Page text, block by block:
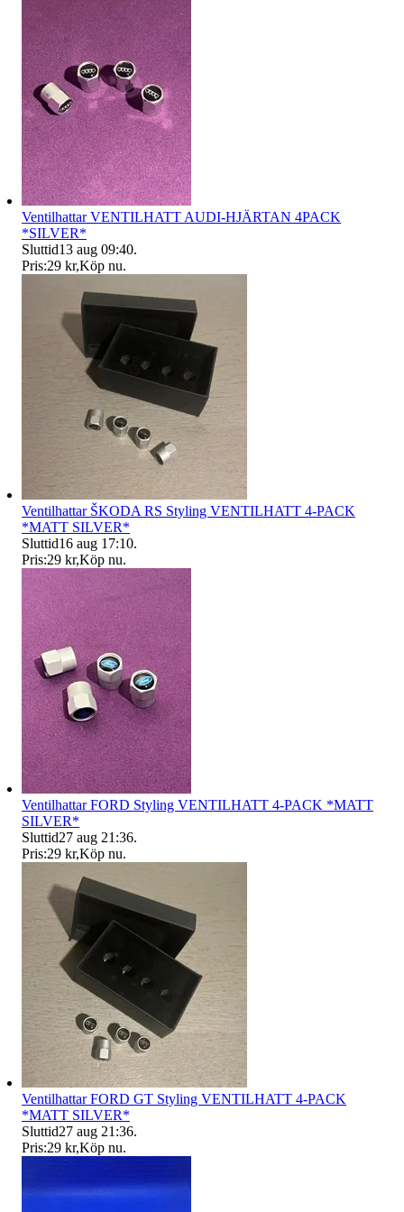
Ventilhattar VENTILHATT AUDI-HJÄRTAN 4PACK
*SILVER*
Sluttid13 aug 09:40.
Pris:29 kr,Köp nu.
Ventilhattar ŠKODA RS Styling VENTILHATT 4-PACK
*MATT SILVER*
Sluttid16 aug 17:10.
Pris:29 kr,Köp nu.
Ventilhattar FORD Styling VENTILHATT 4-PACK *MATT
SILVER*
Sluttid27 aug 21:36.
Pris:29 kr,Köp nu.
Ventilhattar FORD GT Styling VENTILHATT 4-PACK
*MATT SILVER*
Sluttid27 aug 21:36.
Pris:29 kr,Köp nu.